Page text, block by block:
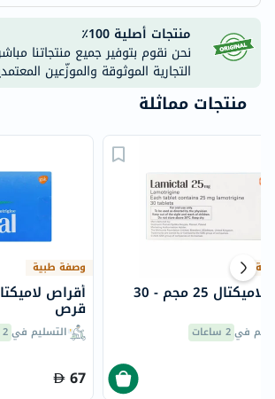
منتجات أصلية 100٪
نحن نقوم بتوفير جميع منتجاتنا
التجارية الموثوقة والموزّعين
منتجات مماثلة
وصفة طبية
قرص
التسليم في 2 ساعات
67
أقراص لاميكتال 25 مجم - 30
في2 ساعات